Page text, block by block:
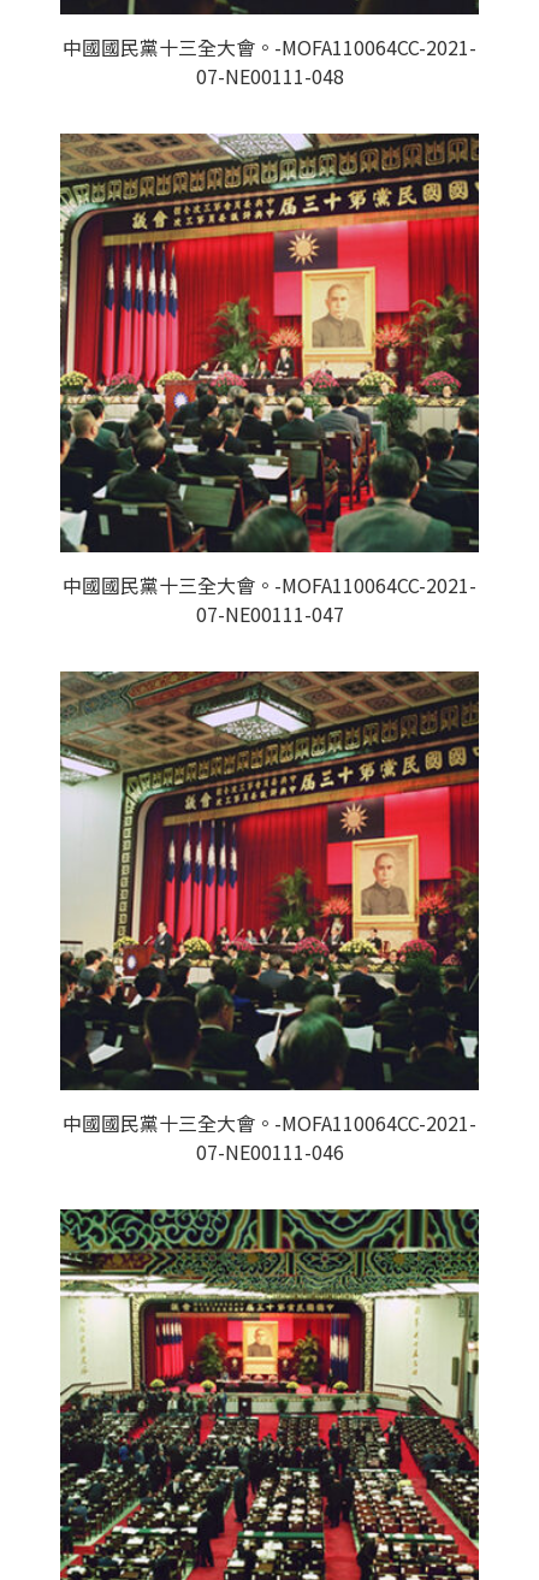
中國國民黨十三全大會。-MOFA110064CC-2021-
07-NE00111-048
中國國民黨十三全大會。-MOFA110064CC-2021-
07-NE00111-047
中國國民黨十三全大會。-MOFA110064CC-2021-
07-NE00111-046